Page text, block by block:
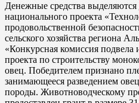
Денежные средства
национального проекта
продовольственной
сельского хозяйства региона
«Конкурсная комиссия подвела
проекта по строительству
овец. Победителем признано
занимающееся разведением
породы. Животноводческому